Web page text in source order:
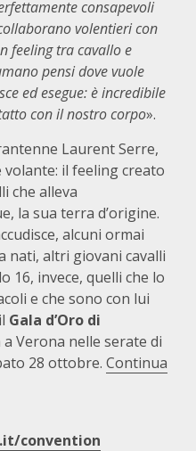
consapevoli
volentieri con
feeling tra cavallo e
pensi dove vuole
ed esegue: è incredibile
con il nostro corpo».
Laurent Serre,
il feeling creato
che alleva
la sua terra d’origine.
alcuni ormai
nati, altri giovani cavalli
16, invece, quelli che lo
e che sono con lui
il Gala d’Oro di
Verona nelle serate di
28 ottobre. Continua
convention